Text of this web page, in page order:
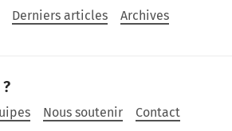
Derniers articles
Archives
Nous soutenir
Contact